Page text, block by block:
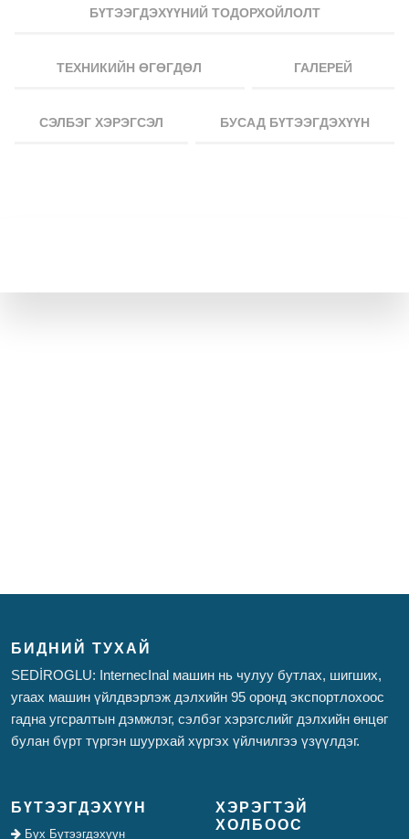
БҮТЭЭГДЭХҮҮНИЙ ТОДОРХОЙЛОЛТ
ТЕХНИКИЙН ӨГӨГДӨЛ ГАЛЕРЕЙ
СЭЛБЭГ ХЭРЭГСЭЛ БУСАД БҮТЭЭГДЭХҮҮН
БИДНИЙ ТУХАЙ
SEDİROGLU: InternecInal машин нь чулуу бутлах, шигших,
угаах машин үйлдвэрлэж дэлхийн 95 оронд экспортлохоос
гадна угсралтын дэмжлэг, сэлбэг хэрэгслийг дэлхийн өнцөг
булан бүрт түргэн шуурхай хүргэх үйлчилгээ үзүүлдэг.
БҮТЭЭГДЭХҮҮН
Бүх Бүтээгдэхүүн
ХЭРЭГТЭЙ
ХОЛБООС